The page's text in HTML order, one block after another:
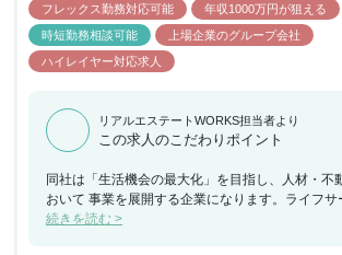
フレックス勤務対応可能
年収1000万円が狙える
時短勤務相談可能
上場企業のグループ会社
ハイレイヤー対応求人
リアルエステートWORKS担当者より
この求人のこだわりポイント
同社は「生活機会の最大化」を目指し、人材・不
おいて 事業を展開する企業になります。ライフサ
ォーム事業では 現在40以上のメディアを手掛けて
続きを読む >